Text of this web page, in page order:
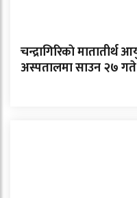
चन्द्रागिरिकाे
अस्पतालमा साउन २७ गते